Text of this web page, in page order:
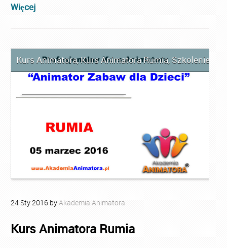
Więcej
Kurs Animatora,Kurs Animatora Rumia, Szkolenie
24 Sty2016 byAkademia Animatora
Kurs Animatora Rumia